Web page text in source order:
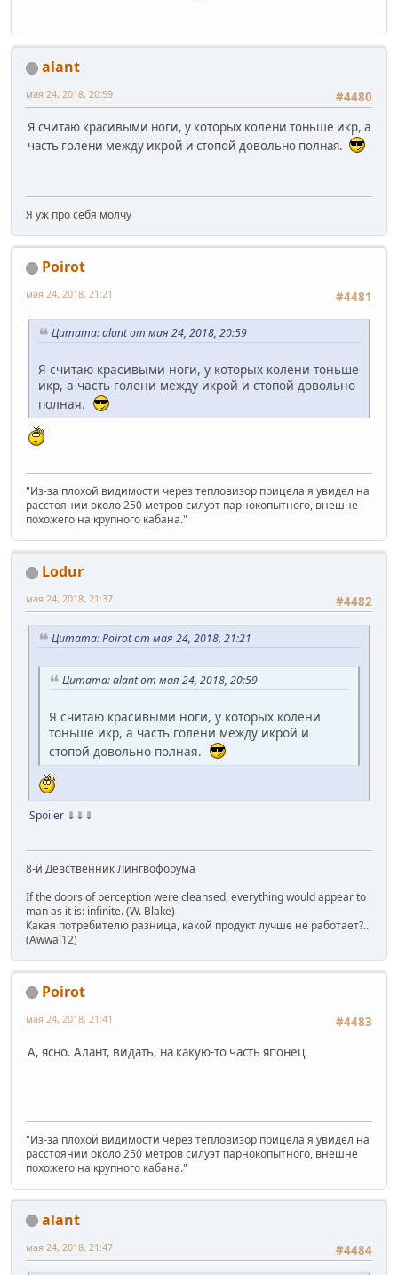
alant
#4480
мая 24, 2018, 20:59
Я считаю красивыми ноги, у которых колени тоньше икр, а
часть голени между икрой и стопой довольно полная.
Я уж про себя молчу
Poirot
#4481
мая 24, 2018, 21:21
Цитата: alant от мая 24, 2018, 20:59
Я считаю красивыми ноги, у которых колени тоньше
икр, а часть голени между икрой и стопой довольно
полная.
"Из-за плохой видимости через тепловизор прицела я увидел на
расстоянии около 250 метров силуэт парнокопытного, внешне
похожего на крупного кабана."
Lodur
#4482
мая 24, 2018, 21:37
Цитата: Poirot от мая 24, 2018, 21:21
Цитата: alant от мая 24, 2018, 20:59
Я считаю красивыми ноги, у которых колени
тоньше икр, а часть голени между икрой и
стопой довольно полная.
Spoiler ⇓⇓⇓
8-й Девственник Лингвофорума
If the doors of perception were cleansed, everything would appear to
man as it is: infinite. (W. Blake)
Какая потребителю разница, какой продукт лучше не работает?..
(Awwal12)
Poirot
#4483
мая 24, 2018, 21:41
А, ясно. Алант, видать, на какую-то часть японец.
"Из-за плохой видимости через тепловизор прицела я увидел на
расстоянии около 250 метров силуэт парнокопытного, внешне
похожего на крупного кабана."
alant
#4484
мая 24, 2018, 21:47